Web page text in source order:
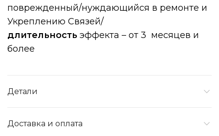
поврежденный/нуждающийся в ремонте и
Укреплению Связей/
длительность эффекта – от 3 месяцев и
более
Детали
Доставка и оплата